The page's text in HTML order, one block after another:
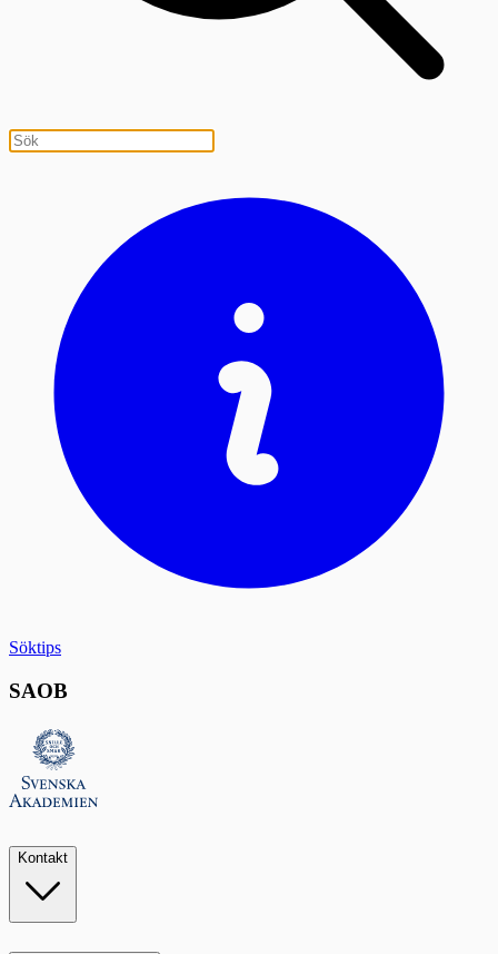
Söktips
SAOB
Kontakt